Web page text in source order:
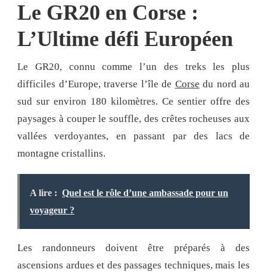
Le GR20 en Corse :
L’Ultime défi Européen
Le GR20, connu comme l’un des treks les plus
difficiles d’Europe, traverse l’île de Corse du nord au
sud sur environ 180 kilomètres. Ce sentier offre des
paysages à couper le souffle, des crêtes rocheuses aux
vallées verdoyantes, en passant par des lacs de
montagne cristallins.
A lire : Quel est le rôle d’une ambassade pour un
voyageur ?
Les randonneurs doivent être préparés à des
ascensions ardues et des passages techniques, mais les